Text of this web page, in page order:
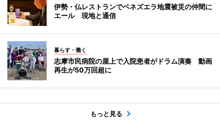
伊勢・仏レストランでベネズエラ地震被災の仲間に
エール 現地と通信
暮らす・働く
志摩市民病院の屋上で入院患者がドラム演奏 動画
再生が50万回超に
もっと見る